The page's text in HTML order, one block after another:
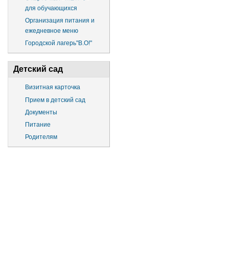
для обучающихся
Организация питания и
ежедневное меню
Городской лагерь"В.О!"
Детский сад
Визитная карточка
Прием в детский сад
Документы
Питание
Родителям